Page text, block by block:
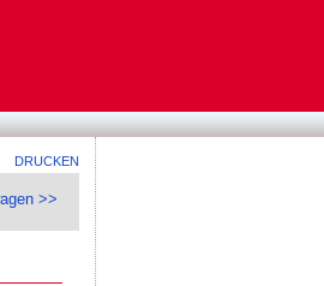
DRUCKEN
>>